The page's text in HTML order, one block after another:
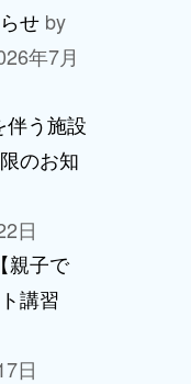
せ by
年7月
伴う施設
のお知
日
親子で
講習
日